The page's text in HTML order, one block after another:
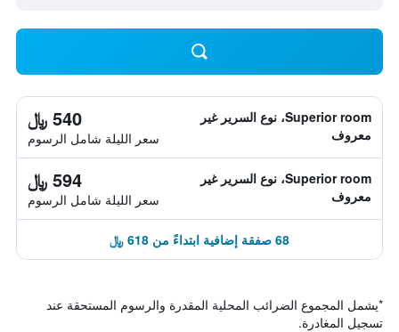
Superior room، نوع السرير غير
معروف
540 ﷼
سعر الليلة شامل الرسوم
Superior room، نوع السرير غير
معروف
594 ﷼
سعر الليلة شامل الرسوم
68 صفقة إضافية ابتداءً من 618 ﷼
*يشمل المجموع الضرائب المحلية المقدرة والرسوم المستحقة عند
تسجيل المغادرة.